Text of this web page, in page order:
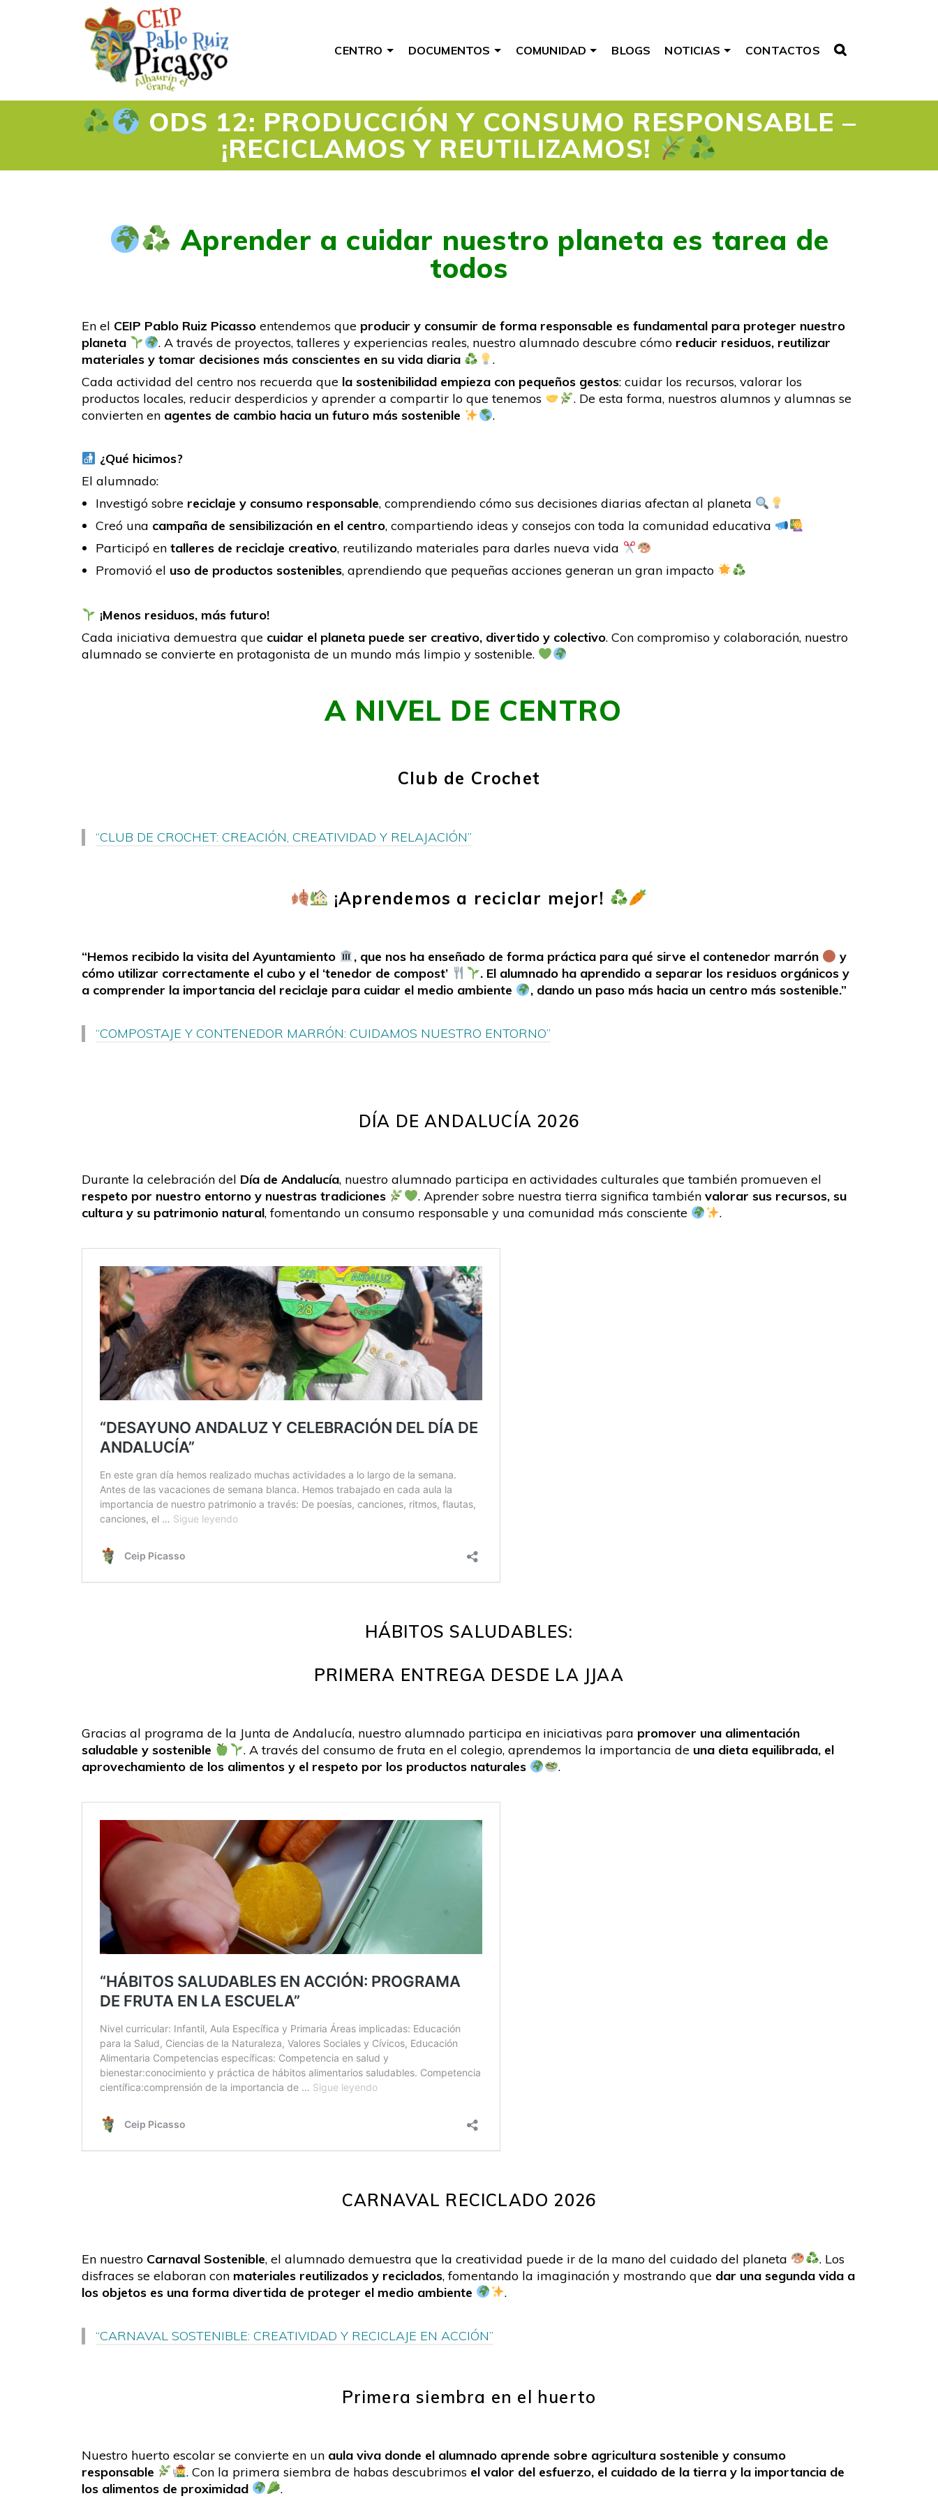
CENTRO DOCUMENTOS COMUNIDAD BLOGS NOTICIAS CONTACTOS
ODS 12: PRODUCCIÓN Y CONSUMO RESPONSABLE –
¡RECICLAMOS Y REUTILIZAMOS!
Aprender a cuidar nuestro planeta es tarea de
todos
En el CEIP Pablo Ruiz Picasso entendemos que producir y consumir de forma responsable es fundamental para proteger nuestro
planeta
. A través de proyectos, talleres y experiencias reales, nuestro alumnado descubre cómo reducir residuos, reutilizar
materiales y tomar decisiones más conscientes en su vida diaria
.
Cada actividad del centro nos recuerda que la sostenibilidad empieza con pequeños gestos: cuidar los recursos, valorar los
productos locales, reducir desperdicios y aprender a compartir lo que tenemos
. De esta forma, nuestros alumnos y alumnas se
convierten en agentes de cambio hacia un futuro más sostenible .
¿Qué hicimos?
El alumnado:
Investigó sobre reciclaje y consumo responsable, comprendiendo cómo sus decisiones diarias afectan al planeta
Creó una campaña de sensibilización en el centro, compartiendo ideas y consejos con toda la comunidad educativa
Participó en talleres de reciclaje creativo, reutilizando materiales para darles nueva vida
Promovió el uso de productos sostenibles, aprendiendo que pequeñas acciones generan un gran impacto
¡Menos residuos, más futuro!
Cada iniciativa demuestra que cuidar el planeta puede ser creativo, divertido y colectivo. Con compromiso y colaboración, nuestro
alumnado se convierte en protagonista de un mundo más limpio y sostenible.
A NIVEL DE CENTRO
Club de Crochet
“CLUB DE CROCHET: CREACIÓN, CREATIVIDAD Y RELAJACIÓN”
¡Aprendemos a reciclar mejor!
“Hemos recibido la visita del Ayuntamiento , que nos ha enseñado de forma práctica para qué sirve el contenedor marrón
y
cómo utilizar correctamente el cubo y el ‘tenedor de compost’
. El alumnado ha aprendido a separar los residuos orgánicos y
a comprender la importancia del reciclaje para cuidar el medio ambiente
, dando un paso más hacia un centro más sostenible.”
“COMPOSTAJE Y CONTENEDOR MARRÓN: CUIDAMOS NUESTRO ENTORNO”
DÍA DE ANDALUCÍA 2026
Durante la celebración del Día de Andalucía, nuestro alumnado participa en actividades culturales que también promueven el
respeto por nuestro entorno y nuestras tradiciones
. Aprender sobre nuestra tierra significa también valorar sus recursos, su
cultura y su patrimonio natural, fomentando un consumo responsable y una comunidad más consciente .
HÁBITOS SALUDABLES:
PRIMERA ENTREGA DESDE LA JJAA
Gracias al programa de la Junta de Andalucía, nuestro alumnado participa en iniciativas para promover una alimentación
saludable y sostenible
. A través del consumo de fruta en el colegio, aprendemos la importancia de una dieta equilibrada, el
aprovechamiento de los alimentos y el respeto por los productos naturales
.
CARNAVAL RECICLADO 2026
En nuestro Carnaval Sostenible, el alumnado demuestra que la creatividad puede ir de la mano del cuidado del planeta
. Los
disfraces se elaboran con materiales reutilizados y reciclados, fomentando la imaginación y mostrando que dar una segunda vida a
los objetos es una forma divertida de proteger el medio ambiente
.
“CARNAVAL SOSTENIBLE: CREATIVIDAD Y RECICLAJE EN ACCIÓN”
Primera siembra en el huerto
Nuestro huerto escolar se convierte en un aula viva donde el alumnado aprende sobre agricultura sostenible y consumo
responsable
. Con la primera siembra de habas descubrimos el valor del esfuerzo, el cuidado de la tierra y la importancia de
los alimentos de proximidad
.